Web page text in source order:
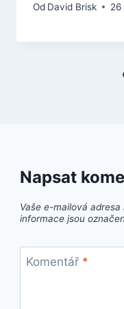
Od David Brisk 26
Napsat
Vaše e-mailová
informace jsou
Komentář *